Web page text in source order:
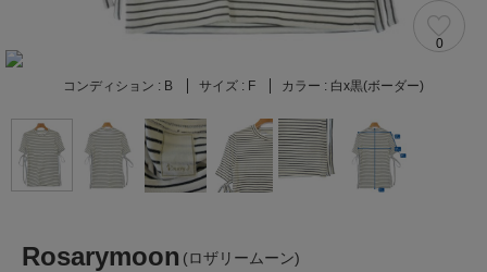
0
コンディション : B サイズ : F カラー : 白x黒(ボーダー)
Rosarymoon (ロザリームーン)